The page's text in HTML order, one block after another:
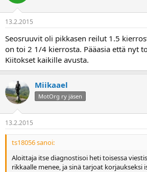
13.2.2015
Seosruuvit oli pikkasen reilut 1.5
on toi 2 1/4 kierrosta. Pääasia että nyt
Kiitokset kaikille avusta.
Miikaael
MotOrg ry jäsen
13.2.2015
ts18056 sanoi:
Aloittaja itse diagnostisoi heti toisessa
rikkaalle menee, ja sinä tarjoat korjaukseksi